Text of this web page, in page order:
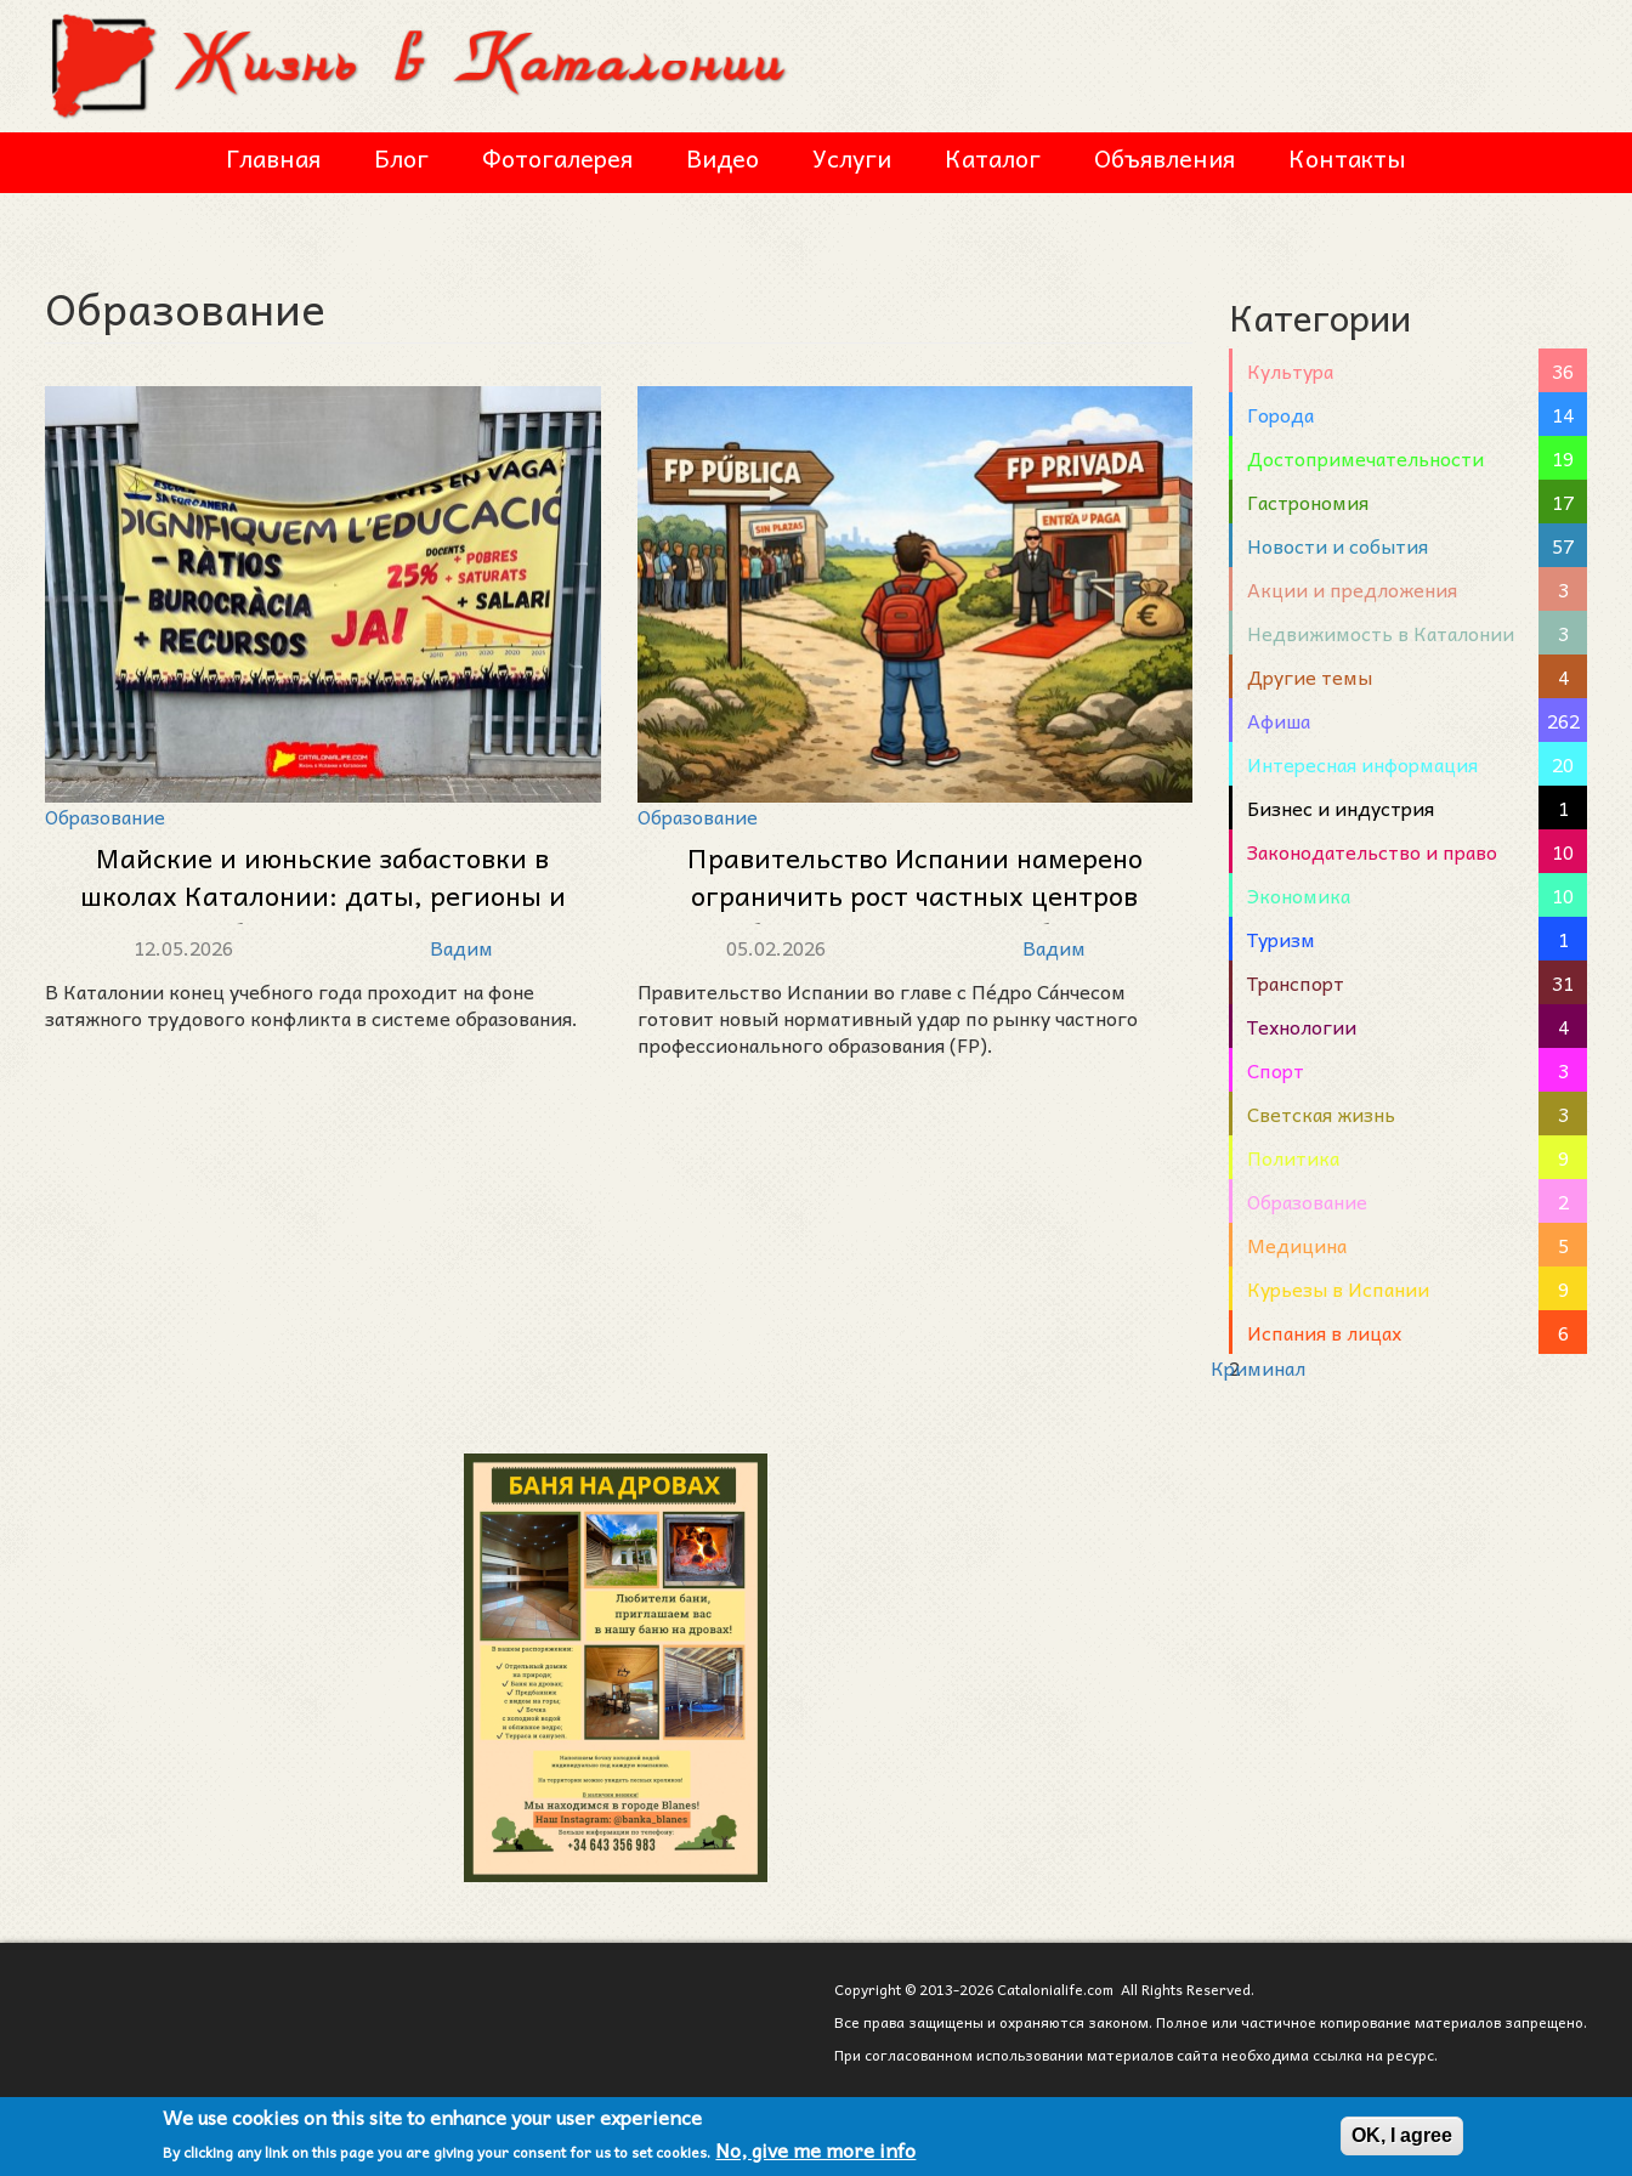
Перейти к основному содержанию
Главная Блог Фотогалерея Видео Услуги Каталог Объявления Контакты
Образование
Образование
Майские и июньские забастовки в
школах Каталонии: даты, регионы и
что будет со школами
12.05.2026
Вадим
В Каталонии конец учебного года проходит на фоне
затяжного трудового конфликта в системе образования.
Образование
Правительство Испании намерено
ограничить рост частных центров
профобразования: в чём проблема и к
чему это приведёт
05.02.2026
Вадим
Правительство Испании во главе с Пе́дро Са́нчесом
готовит новый нормативный удар по рынку частного
профессионального образования (FP).
Категории
Культура
36
Города
14
Достопримечательности
19
Гастрономия
17
Новости и события
57
Акции и предложения
3
Недвижимость в Каталонии
3
Другие темы
4
Афиша
262
Интересная информация
20
Бизнес и индустрия
1
Законодательство и право
10
Экономика
10
Туризм
1
Транспорт
31
Технологии
4
Спорт
3
Светская жизнь
3
Политика
9
Образование
2
Медицина
5
Курьезы в Испании
9
Испания в лицах
6
Криминал
2
Copyright © 2013-2026 Catalonialife.com All Rights Reserved.
Все права защищены и охраняются законом. Полное или частичное копирование материалов запрещено.
При согласованном использовании материалов сайта необходима ссылка на ресурс.
We use cookies on this site to enhance your user experience
By clicking any link on this page you are giving your consent for us to set cookies. No, give me more info OK, I agree